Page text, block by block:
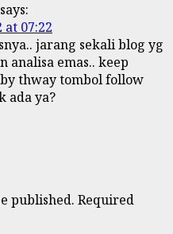
says:
at 07:22
jarang sekali blog yg
analisa emas.. keep
thway tombol follow
ada ya?
published. Required